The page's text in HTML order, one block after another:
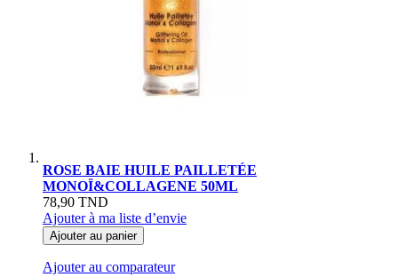
ROSE BAIE HUILE PAILLETÉE
MONOÏ&COLLAGENE 50ML
78,90 TND
Ajouter à ma liste d’envie
Ajouter au panier
Ajouter au comparateur